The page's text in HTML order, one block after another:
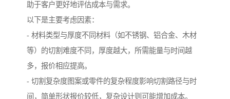
助于客户更好地评估成本与需求。
以下是主要考虑因素：
- 材料类型与厚度不同材料（如不锈钢、铝合金、木材
等）的切割难度不同，厚度越大，所需能量与时间越
多，报价相应提高。
- 切割复杂度图案或零件的复杂程度影响切割路径与时
间，简单形状报价较低，复杂设计则可能增加成本。